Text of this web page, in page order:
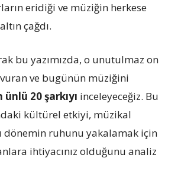
eridiği ve müziğin herkese
çağdı.
bu yazımızda, o unutulmaz on
vuran ve bugünün müziğini
ünlü 20 şarkıyı inceleyeceğiz. Bu
kültürel etkiyi, müzikal
dönemin ruhunu yakalamak için
ihtiyacınız olduğunu analiz